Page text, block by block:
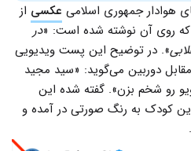
هوادار جمهوری اسلامی عکسی از
روی آن نوشته شده است: «در
». در توضیح این پست ویدیویی
دوربین می‌گوید: «سید مجید
رو شخم بزن». گفته شده این
کودک به رنگ صورتی در آمده و